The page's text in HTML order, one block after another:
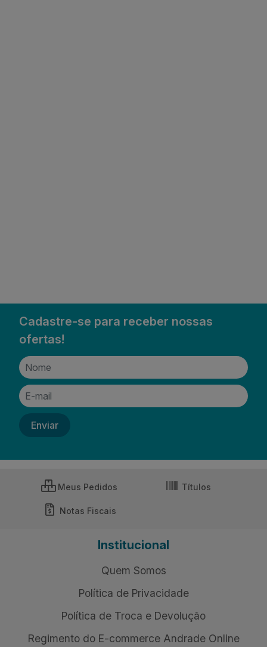
Cadastre-se para receber nossas
ofertas!
Meus Pedidos Títulos
Notas Fiscais
Institucional
Quem Somos
Política de Privacidade
Política de Troca e Devolução
Regimento do E-commerce Andrade Online